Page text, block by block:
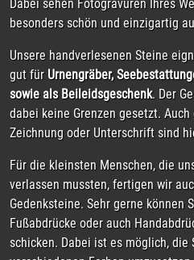
Jahrestag, Verabschiedung,
Einweihung, Einschulungeignen
Haben Sie
Kontaktieren
Herstellerangabe:
Heimatkiesel
Stefanie Daniela Hermann